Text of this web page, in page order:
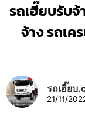
รถเฮี๊ยบรับจ้
จ้าง รถเค
รถเฮี๊ยบ
21/11/